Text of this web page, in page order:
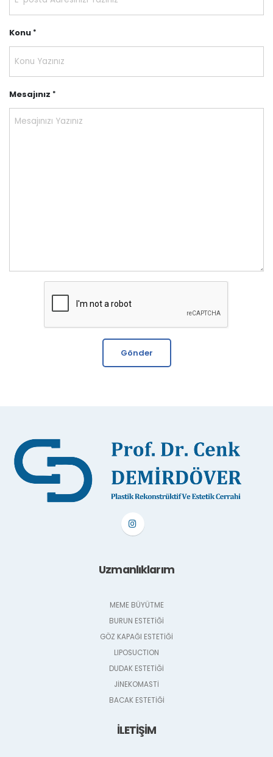
Konu
Mesajınız
Uzmanlıklarım
MEME BÜYÜTME
BURUN ESTETİĞİ
GÖZ KAPAĞI ESTETİĞİ
LIPOSUCTION
DUDAK ESTETİĞİ
JİNEKOMASTİ
BACAK ESTETİĞİ
İLETİŞİM